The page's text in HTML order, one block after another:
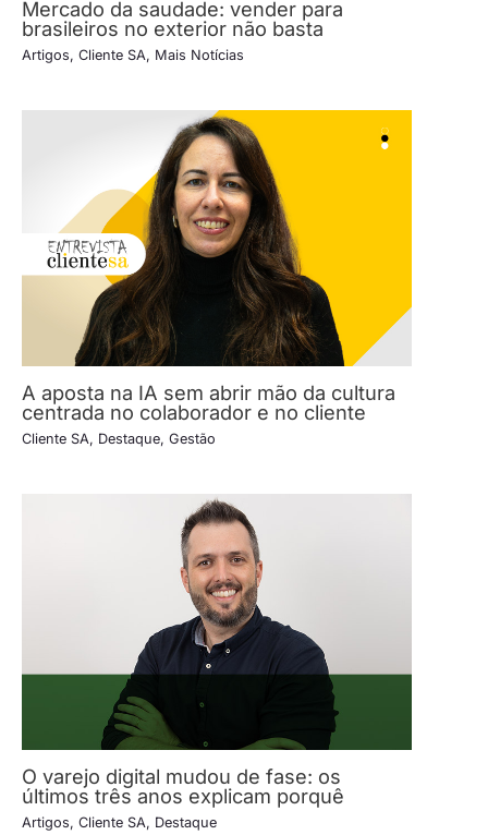
Mercado da saudade: vender para
brasileiros no exterior não basta
Artigos, Cliente SA, Mais Notícias
A aposta na IA sem abrir mão da cultura
centrada no colaborador e no cliente
Cliente SA, Destaque, Gestão
O varejo digital mudou de fase: os
últimos três anos explicam porquê
Artigos, Cliente SA, Destaque